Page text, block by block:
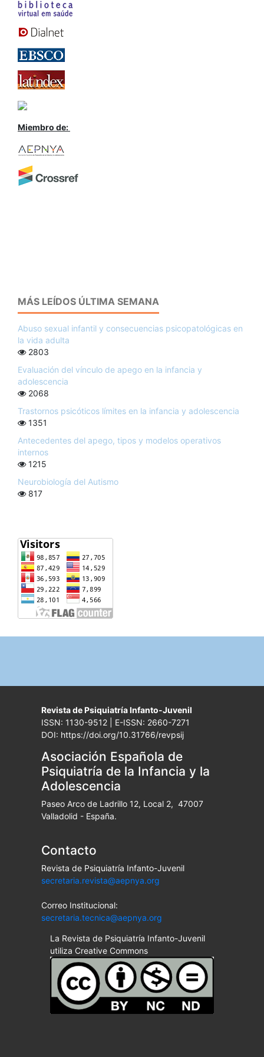
Miembro de:
MÁS LEÍDOS ÚLTIMA SEMANA
Abuso sexual infantil y consecuencias psicopatológicas en
la vida adulta
2803
Evaluación del vínculo de apego en la infancia y
adolescencia
2068
Trastornos psicóticos límites en la infancia y adolescencia
1351
Antecedentes del apego, tipos y modelos operativos
internos
1215
Neurobiología del Autismo
817
Revista de Psiquiatría Infanto-Juvenil
ISSN: 1130-9512 | E-ISSN: 2660-7271
DOI: https://doi.org/10.31766/revpsij
Asociación Española de
Psiquiatría de la Infancia y la
Adolescencia
Paseo Arco de Ladrillo 12, Local 2, 47007
Valladolid - España.
Contacto
Revista de Psiquiatría Infanto-Juvenil
secretaria.revista@aepnya.org
Correo Institucional:
secretaria.tecnica@aepnya.org
La Revista de Psiquiatría Infanto-Juvenil
utiliza Creative Commons